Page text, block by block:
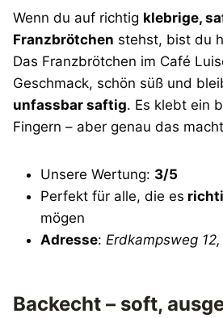
Wenn du auf richtig klebrige,
Franzbrötchen stehst, bist du
Das Franzbrötchen im Café
Geschmack, schön süß und
unfassbar saftig. Es klebt ein
Fingern – aber genau das
Unsere Wertung: 3/5
Perfekt für alle, die es
mögen
Adresse: Erdkampsweg
Backecht – soft,